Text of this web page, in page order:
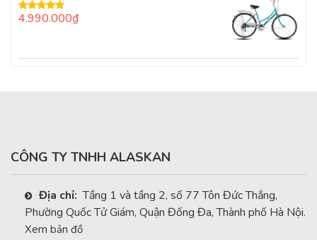
Được xếp
4.990.000₫
CÔNG TY TNHH ALASKAN
Địa chỉ: Tầng 1 và tầng 2, số 77 Tôn Đức Thắng,
Phường Quốc Tử Giám, Quận Đống Đa, Thành phố Hà Nội.
Xem bản đồ